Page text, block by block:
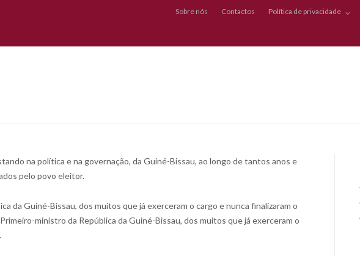
Sobre nós Contactos Política de privacidade
na política e na governação, da Guiné-Bissau, ao longo de tantos anos e
pelo povo eleitor.
da Guiné-Bissau, dos muitos que já exerceram o cargo e nunca finalizaram o
ministro da República da Guiné-Bissau, dos muitos que já exerceram o